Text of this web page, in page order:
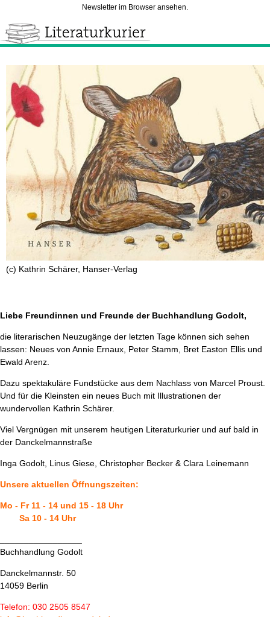
Newsletter im Browser ansehen.
(c) Kathrin Schärer, Hanser-Verlag
Liebe Freundinnen und Freunde der Buchhandlung Godolt,
die literarischen Neuzugänge der letzten Tage können sich sehen
lassen: Neues von Annie Ernaux, Peter Stamm, Bret Easton Ellis und
Ewald Arenz.
Dazu spektakuläre Fundstücke aus dem Nachlass von Marcel Proust.
Und für die Kleinsten ein neues Buch mit Illustrationen der
wundervollen Kathrin Schärer.
Viel Vergnügen mit unserem heutigen Literaturkurier und auf bald in
der Danckelmannstraße
Inga Godolt, Linus Giese, Christopher Becker & Clara Leinemann
Unsere aktuellen Öffnungszeiten:
Mo - Fr 11 - 14 und 15 - 18 Uhr
Sa 10 - 14 Uhr
Buchhandlung Godolt
Danckelmannstr. 50
14059 Berlin
Telefon: 030 2505 8547